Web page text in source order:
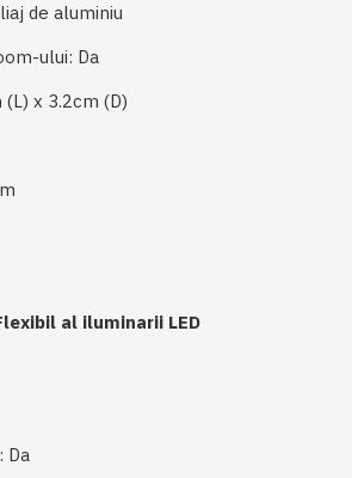
de aluminiu
ului: Da
x 3.2cm (D)
al iluminarii LED
Da